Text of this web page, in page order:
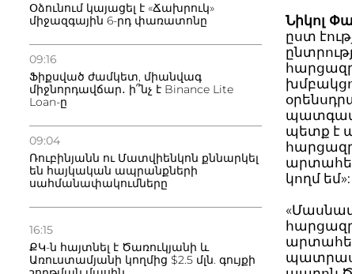
Օձունում կայացել է «Ճախրուկ»
միջազգային 6-րդ փառատոնը
09:16
Ֆիքսված ժամկետ, միանվագ
միջնորդավճար․ ի՞նչ է Binance Lite
Loan-ը
09:04
Ռուբինյանն ու Մատվիենկոն քննարկել
են հայկական ապրանքների
սահմանափակումները
16:15
ՔԿ-ն հայտնել է Ծառուկյանի և
Առուստամյանի կողմից $2.5 մլն. գույքի
Նիկոլ
ըստ
պետք է
կողմ եմ»: